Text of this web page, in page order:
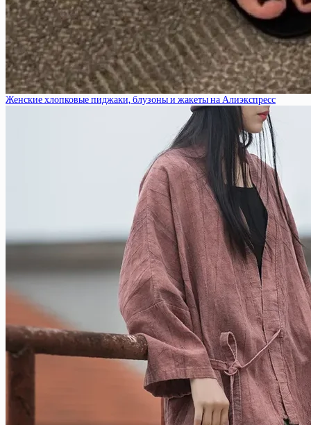
Женские хлопковые пиджаки, блузоны и жакеты на Алиэкспресс